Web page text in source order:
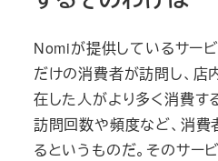
Nomiが提供しているサー
だけの消費者が訪問し、
在した人がより多く消費す
訪問回数や頻度など、消
るというものだ。そのサー